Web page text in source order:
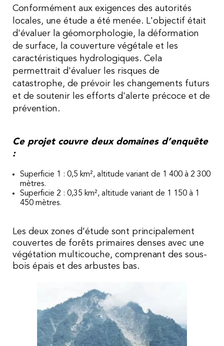
Conformément aux exigences des autorités
locales, une étude a été menée. L'objectif était
d'évaluer la géomorphologie, la déformation
de surface, la couverture végétale et les
caractéristiques hydrologiques. Cela
permettrait d'évaluer les risques de
catastrophe, de prévoir les changements futurs
et de soutenir les efforts d'alerte précoce et de
prévention.
Ce projet couvre deux domaines d’enquête
:
Superficie 1 : 0,5 km², altitude variant de 1 400 à 2 300
mètres.
Superficie 2 : 0,35 km², altitude variant de 1 150 à 1
450 mètres.
Les deux zones d’étude sont principalement
couvertes de forêts primaires denses avec une
végétation multicouche, comprenant des sous-
bois épais et des arbustes bas.